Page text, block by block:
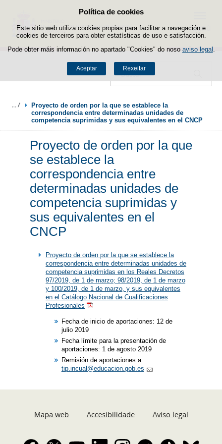
Política de cookies
Este sitio web utiliza cookies propias para facilitar a navegación e
cookies de terceiros para obter estatísticas de uso e satisfacción.
Pode obter máis información no apartado "Cookies" do noso aviso legal
Aceptar Rexeitar
Saltar ao contido
Buscador
Menú
Proyecto de orden por la que se establece la
correspondencia entre determinadas unidades de
competencia suprimidas y sus equivalentes en el CNCP
Proyecto de orden por la que
se establece la
correspondencia entre
determinadas unidades de
competencia suprimidas y
sus equivalentes en el
CNCP
Proyecto de orden por la que se establece la
correspondencia entre determinadas unidades de
competencia suprimidas en los Reales Decretos
97/2019, de 1 de marzo; 98/2019, de 1 de marzo
y 100/2019, de 1 de marzo, y sus equivalentes
en el Catálogo Nacional de Cualificaciones
Profesionales
Fecha de inicio de aportaciones: 12 de
julio 2019
Fecha límite para la presentación de
aportaciones: 1 de agosto 2019
Remisión de aportaciones a:
tip.incual@educacion.gob.es
Mapa web Accesibilidade Aviso legal